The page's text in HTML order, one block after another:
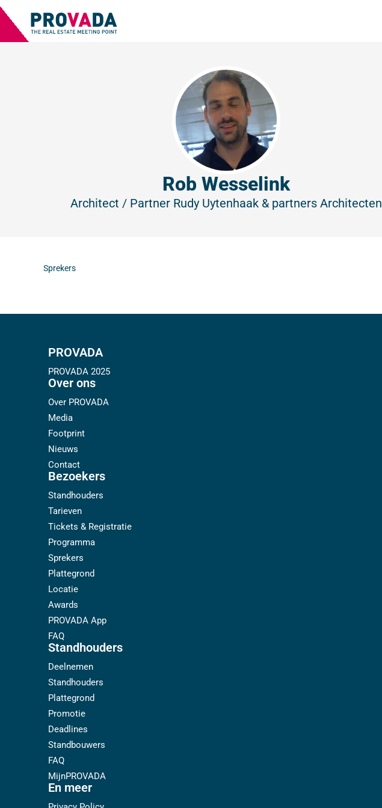
Rob Wesselink
Architect / Partner Rudy Uytenhaak & partners Architecten
Sprekers
PROVADA
PROVADA 2025
Over ons
Over PROVADA
Media
Footprint
Nieuws
Contact
Bezoekers
Standhouders
Tarieven
Tickets & Registratie
Programma
Sprekers
Plattegrond
Locatie
Awards
PROVADA App
FAQ
Standhouders
Deelnemen
Standhouders
Plattegrond
Promotie
Deadlines
Standbouwers
FAQ
MijnPROVADA
En meer